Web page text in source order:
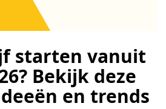
starten vanuit
Bekijk deze
en trends